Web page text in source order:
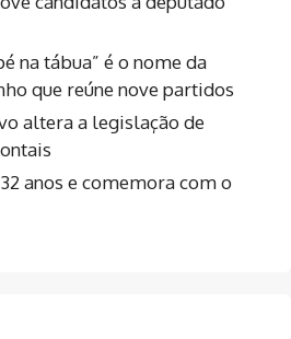
na tábua” é o nome da
que reúne nove partidos
altera a legislação de
anos e comemora com o